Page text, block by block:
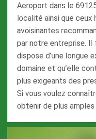
Aeroport dans le
localité ainsi que ceux
avoisinantes
par notre entreprise.
dispose d’une longue
domaine et qu’elle
plus exigeants des
Si vous voulez
obtenir de plus